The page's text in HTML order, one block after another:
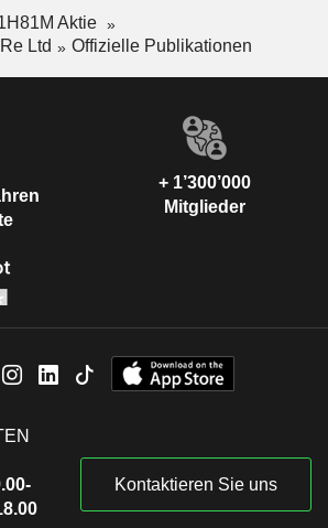
Aktie
Ltd
Offizielle Publikationen
+ 1’300’000
Mitglieder
Kontaktieren Sie uns